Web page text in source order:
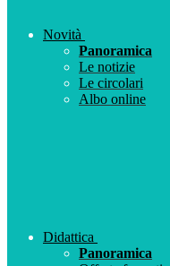
Novità
Panoramica
Le notizie
Le circolari
Albo online
Didattica
Panoramica